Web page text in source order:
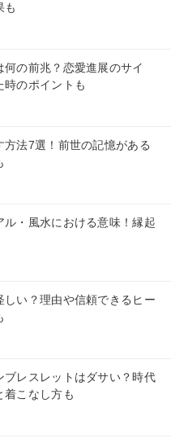
も
の前兆？恋愛進展のサイ
時のポイントも
法7選！前世の記憶がある
・風水における意味！縁起
しい？理由や信頼できるヒー
ブレスレットはダサい？時代
着こなし方も